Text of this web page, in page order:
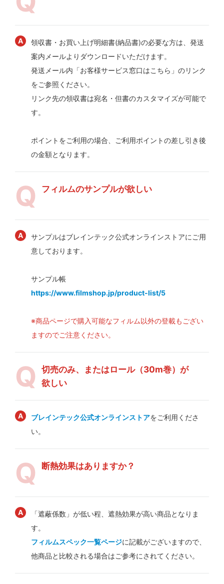
領収書・お買い上げ明細書(納品書)の必要な方は、発送
案内メールよりダウンロードいただけます。
発送メール内「お客様サービス窓口はこちら」のリンク
をご参照ください。
リンク先の領収書は宛名・但書のカスタマイズが可能で
す。
ポイントをご利用の場合、ご利用ポイントの差し引き後
の金額となります。
フィルムのサンプルが欲しい
サンプルはブレインテック公式オンラインストアにご用
意しております。
サンプル帳
https://www.filmshop.jp/product-list/5
※商品ページで購入可能なフィルム以外の登載もござい
ますのでご注意ください。
切売のみ、またはロール（30m巻）が
欲しい
ブレインテック公式オンラインストアをご利用くださ
い。
断熱効果はありますか？
「遮蔽係数」が低い程、遮熱効果が高い商品となりま
す。
フィルムスペック一覧ページに記載がございますので、
他商品と比較される場合はご参考にされてください。